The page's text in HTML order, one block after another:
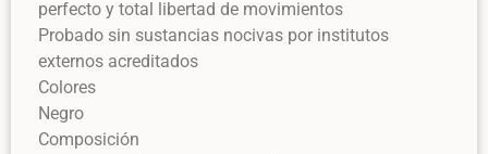
perfecto y total libertad de movimientos
Probado sin sustancias nocivas por institutos
externos acreditados
Colores
Negro
Composición